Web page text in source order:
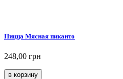
Пицца Мясная пиканто
248,00 грн